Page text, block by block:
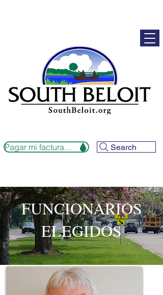
Pagar mi factura de alcantarillado Search
FUNCIONARIOS
ELEGIDOS